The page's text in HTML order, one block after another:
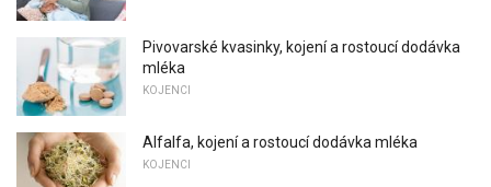
Pivovarské kvasinky, kojení a rostoucí dodávka
mléka
KOJENCI
Alfalfa, kojení a rostoucí dodávka mléka
KOJENCI